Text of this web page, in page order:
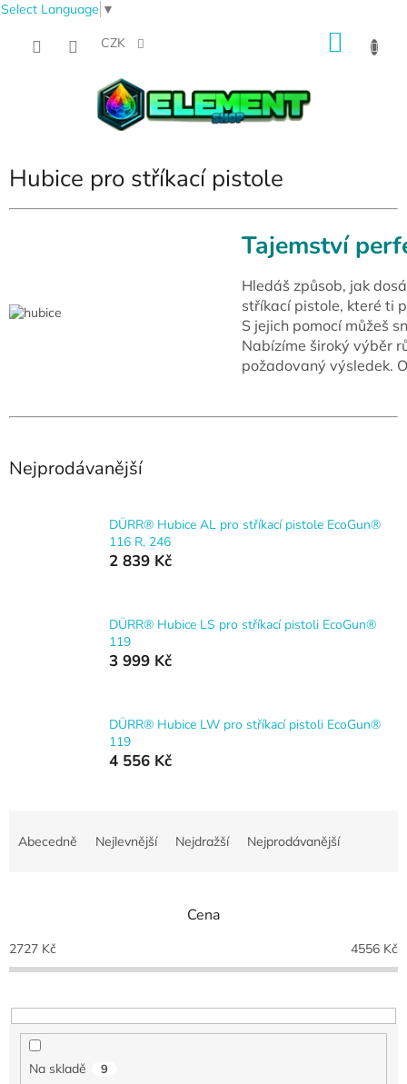
Select Language ▼
CZK
Hubice pro stříkací pistole
Tajemství
Hledáš způsob, jak
stříkací pistole, které ti
S jejich pomocí můžeš
Nabízíme široký výběr
požadovaný výsledek.
Nejprodávanější
DÜRR® Hubice AL pro stříkací pistole EcoGun®
116 R, 246
2 839 Kč
DÜRR® Hubice LS pro stříkací pistoli EcoGun®
119
3 999 Kč
DÜRR® Hubice LW pro stříkací pistoli EcoGun®
119
4 556 Kč
p
r
o
u
Abecedně Nejlevnější Nejdražší Nejprodávanější
Cena
2727 Kč 4556 Kč
Na skladě 9